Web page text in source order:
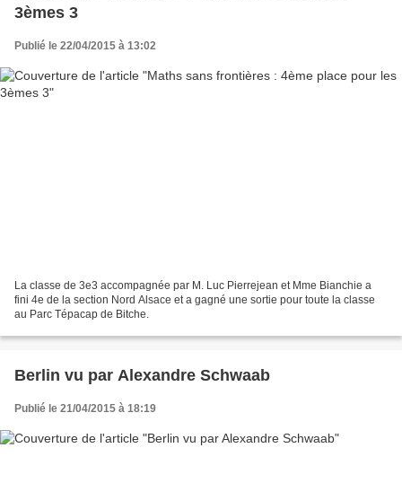
3èmes 3
Publié le 22/04/2015 à 13:02
La classe de 3e3 accompagnée par M. Luc Pierrejean et Mme Bianchie a
fini 4e de la section Nord Alsace et a gagné une sortie pour toute la classe
au Parc Tépacap de Bitche.
Berlin vu par Alexandre Schwaab
Publié le 21/04/2015 à 18:19